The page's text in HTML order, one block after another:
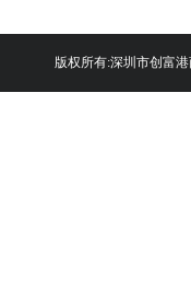
版权所有:深圳市创富